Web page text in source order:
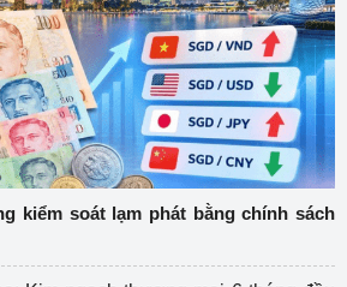
kiểm soát lạm phát bằng chính sách